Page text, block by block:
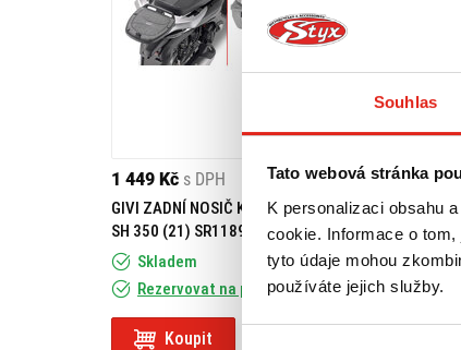
Souhlas
Tato webová stránka
K personalizaci obsahu
cookie. Informace o
tyto údaje mohou
používáte jejich služby.
1 449 Kč s DPH
GIVI ZADNÍ NOSIČ KUFRU HONDA
SH 350 (21) SR1189
Skladem
Rezervovat na prodejně
Koupit
1 089 Kč s
GIVI HORNÍ
UPEVNĚNÍ
FB1181Skladem